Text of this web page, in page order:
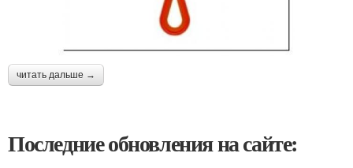
читать дальше →
Последние обновления на сайте: